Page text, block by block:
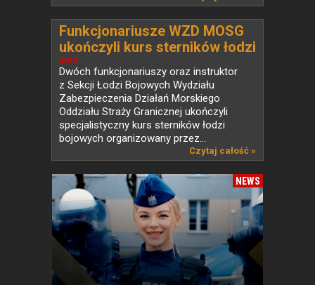
NEWS
Funkcjonariusze WZD MOSG
ukończyli kurs sterników łodzi
bojowych
Dwóch funkcjonariuszy oraz instruktor
z Sekcji Łodzi Bojowych Wydziału
Zabezpieczenia Działań Morskiego
Oddziału Straży Granicznej ukończyli
specjalistyczny kurs sterników łodzi
bojowych organizowany przez...
Czytaj całość »
NEWS